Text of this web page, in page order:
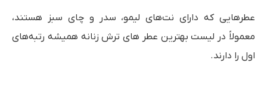
عطرهایی که دارای نت‌های لیمو، سدر و چای سبز هستند،
معمولاً در لیست بهترین عطر های ترش زنانه همیشه رتبه‌های
اول را دارند.